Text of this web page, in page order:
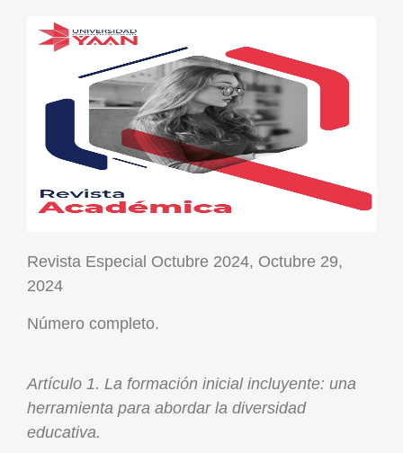
Revista Especial Octubre 2024, Octubre 29,
2024
Número completo.
Artículo 1. La formación inicial incluyente: una
herramienta para abordar la diversidad
educativa.